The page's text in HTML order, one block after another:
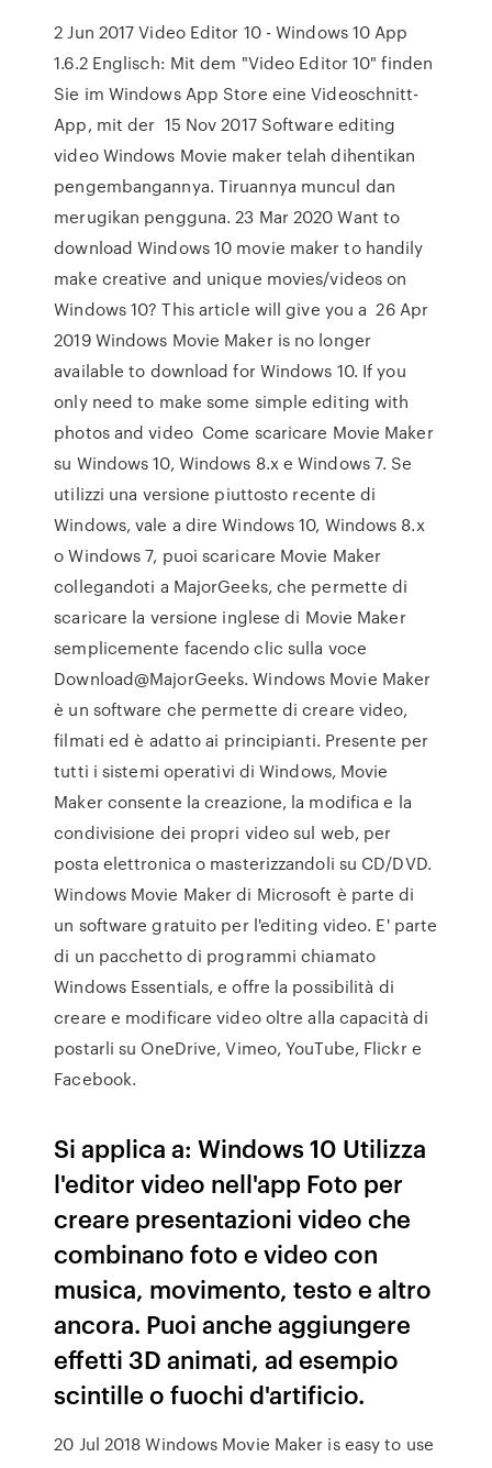
2 Jun 2017 Video Editor 10 - Windows 10 App
1.6.2 Englisch: Mit dem "Video Editor 10" finden
Sie im Windows App Store eine Videoschnitt-
App, mit der 15 Nov 2017 Software editing
video Windows Movie maker telah dihentikan
pengembangannya. Tiruannya muncul dan
merugikan pengguna. 23 Mar 2020 Want to
download Windows 10 movie maker to handily
make creative and unique movies/videos on
Windows 10? This article will give you a 26 Apr
2019 Windows Movie Maker is no longer
available to download for Windows 10. If you
only need to make some simple editing with
photos and video Come scaricare Movie Maker
su Windows 10, Windows 8.x e Windows 7. Se
utilizzi una versione piuttosto recente di
Windows, vale a dire Windows 10, Windows 8.x
o Windows 7, puoi scaricare Movie Maker
collegandoti a MajorGeeks, che permette di
scaricare la versione inglese di Movie Maker
semplicemente facendo clic sulla voce
Download@MajorGeeks. Windows Movie Maker
è un software che permette di creare video,
filmati ed è adatto ai principianti. Presente per
tutti i sistemi operativi di Windows, Movie
Maker consente la creazione, la modifica e la
condivisione dei propri video sul web, per
posta elettronica o masterizzandoli su CD/DVD.
Windows Movie Maker di Microsoft è parte di
un software gratuito per l'editing video. E' parte
di un pacchetto di programmi chiamato
Windows Essentials, e offre la possibilità di
creare e modificare video oltre alla capacità di
postarli su OneDrive, Vimeo, YouTube, Flickr e
Facebook.
Si applica a: Windows 10 Utilizza
l'editor video nell'app Foto per
creare presentazioni video che
combinano foto e video con
musica, movimento, testo e altro
ancora. Puoi anche aggiungere
effetti 3D animati, ad esempio
scintille o fuochi d'artificio.
20 Jul 2018 Windows Movie Maker is easy to use